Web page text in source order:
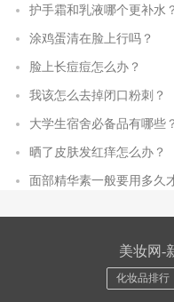
护手霜和乳液哪个更补水？
涂鸡蛋清在脸上行吗？
脸上长痘痘怎么办？
我该怎么去掉闭口粉刺？
大学生宿舍必备品有哪些？
晒了皮肤发红痒怎么办？
面部精华素一般要用多久
美妆网-
化妆品排行